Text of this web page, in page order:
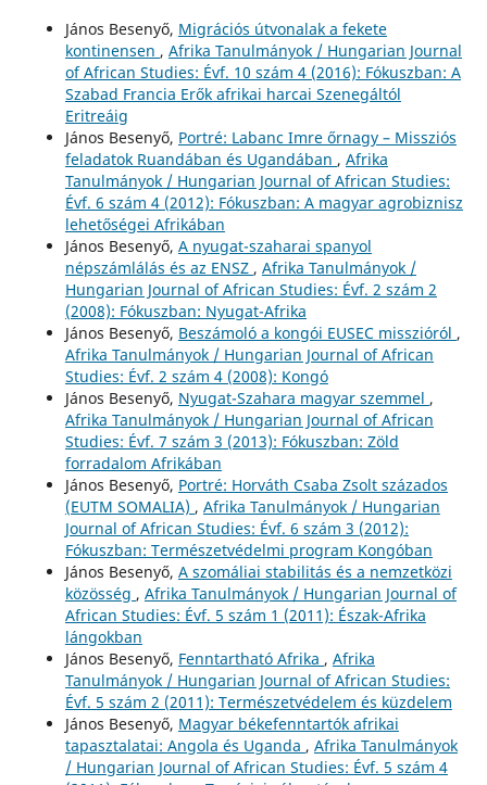
János Besenyő, Migrációs útvonalak a fekete
kontinensen , Afrika Tanulmányok / Hungarian Journal
of African Studies: Évf. 10 szám 4 (2016): Fókuszban: A
Szabad Francia Erők afrikai harcai Szenegáltól
Eritreáig
János Besenyő, Portré: Labanc Imre őrnagy – Missziós
feladatok Ruandában és Ugandában , Afrika
Tanulmányok / Hungarian Journal of African Studies:
Évf. 6 szám 4 (2012): Fókuszban: A magyar agrobiznisz
lehetőségei Afrikában
János Besenyő, A nyugat-szaharai spanyol
népszámlálás és az ENSZ , Afrika Tanulmányok /
Hungarian Journal of African Studies: Évf. 2 szám 2
(2008): Fókuszban: Nyugat-Afrika
János Besenyő, Beszámoló a kongói EUSEC misszióról ,
Afrika Tanulmányok / Hungarian Journal of African
Studies: Évf. 2 szám 4 (2008): Kongó
János Besenyő, Nyugat-Szahara magyar szemmel ,
Afrika Tanulmányok / Hungarian Journal of African
Studies: Évf. 7 szám 3 (2013): Fókuszban: Zöld
forradalom Afrikában
János Besenyő, Portré: Horváth Csaba Zsolt százados
(EUTM SOMALIA) , Afrika Tanulmányok / Hungarian
Journal of African Studies: Évf. 6 szám 3 (2012):
Fókuszban: Természetvédelmi program Kongóban
János Besenyő, A szomáliai stabilitás és a nemzetközi
közösség , Afrika Tanulmányok / Hungarian Journal of
African Studies: Évf. 5 szám 1 (2011): Észak-Afrika
lángokban
János Besenyő, Fenntartható Afrika , Afrika
Tanulmányok / Hungarian Journal of African Studies:
Évf. 5 szám 2 (2011): Természetvédelem és küzdelem
János Besenyő, Magyar békefenntartók afrikai
tapasztalatai: Angola és Uganda , Afrika Tanulmányok
/ Hungarian Journal of African Studies: Évf. 5 szám 4